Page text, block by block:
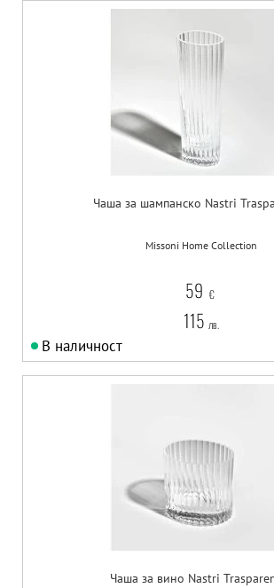
Чаша за шампанско Nastri
Missoni Home Collection
59 €
115 лв.
В наличност
Чаша за вино Nastri